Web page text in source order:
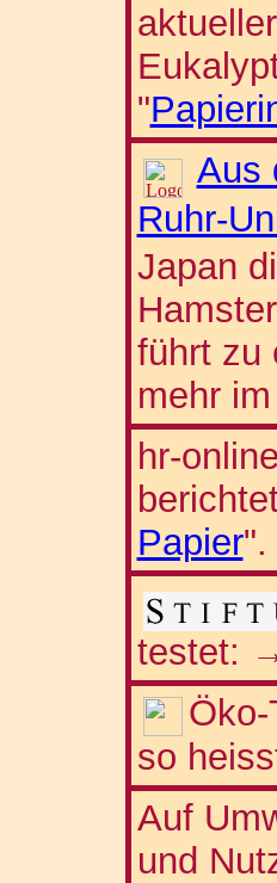
"
Aus
Ruhr-
Japan
führt zu
mehr
hr-
Papier".
testet:
Öko-
so
Auf
und